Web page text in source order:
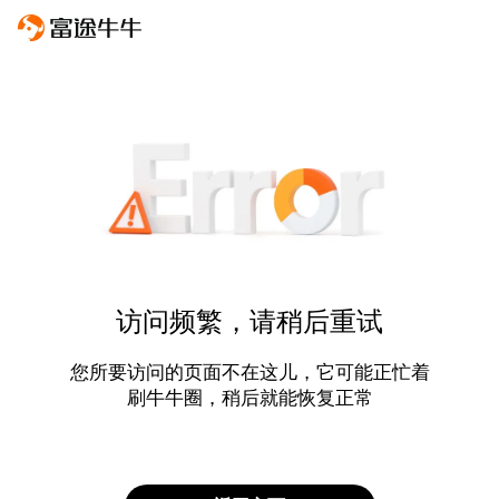
访问频繁，请稍后重试
您所要访问的页面不在这儿，它可能正忙着
刷牛牛圈，稍后就能恢复正常